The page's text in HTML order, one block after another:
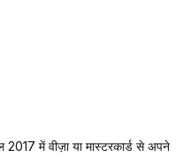
में वीज़ा या मास्टरकार्ड से अपने